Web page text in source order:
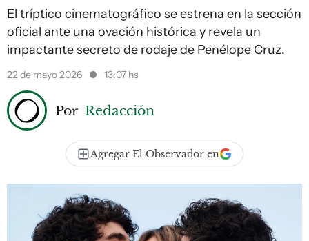
El tríptico cinematográfico se estrena en la sección
oficial ante una ovación histórica y revela un
impactante secreto de rodaje de Penélope Cruz.
22 de mayo 2026 13:07 hs
Por Redacción
Agregar El Observador en